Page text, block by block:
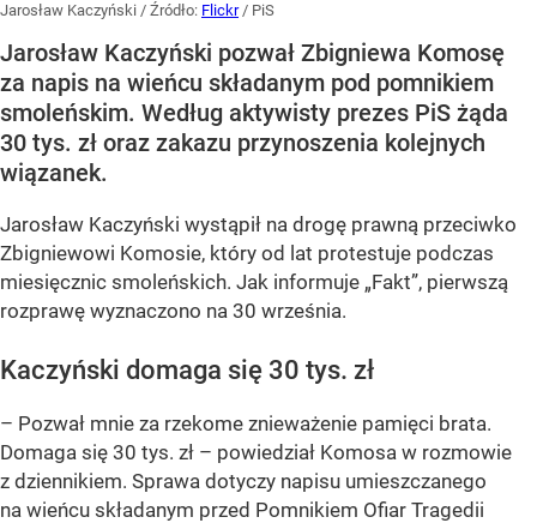
Jarosław Kaczyński / Źródło: Flickr / PiS
Jarosław Kaczyński pozwał Zbigniewa Komosę
za napis na wieńcu składanym pod pomnikiem
smoleńskim. Według aktywisty prezes PiS żąda
30 tys. zł oraz zakazu przynoszenia kolejnych
wiązanek.
Jarosław Kaczyński wystąpił na drogę prawną przeciwko
Zbigniewowi Komosie, który od lat protestuje podczas
miesięcznic smoleńskich. Jak informuje „Fakt”, pierwszą
rozprawę wyznaczono na 30 września.
Kaczyński domaga się 30 tys. zł
– Pozwał mnie za rzekome znieważenie pamięci brata.
Domaga się 30 tys. zł – powiedział Komosa w rozmowie
z dziennikiem. Sprawa dotyczy napisu umieszczanego
na wieńcu składanym przed Pomnikiem Ofiar Tragedii